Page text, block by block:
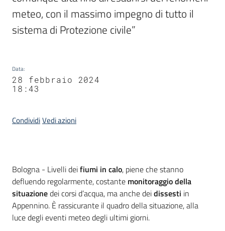
meteo, con il massimo impegno di tutto il
sistema di Protezione civile”
Data:
28 febbraio 2024
18:43
CondividiVedi azioni
Contenuto
Bologna - Livelli deifiumi in calo, piene che stanno
defluendo regolarmente, costante monitoraggio della
situazionedei corsi d’acqua, ma anche deidissesti in
Appennino. È rassicurante il quadro della situazione, alla
luce degli eventi meteo degli ultimi giorni.